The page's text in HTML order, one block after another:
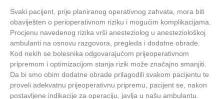
Svaki pacijent, prije planiranog operativnog zahvata, mora biti
obaviješten o perioperativnom riziku i mogućim komplikacijama.
Procjenu navedenog rizika vrši anesteziolog u anesteziološkoj
ambulanti na osnovu razgovora, pregleda i dodatne obrade.
Kod nekih se bolesnika odgovarajućom prijeoperativnom
pripremom i optimizacijom stanja rizik može značajno smanjiti.
Da bi smo obim dodatne obrade prilagodili svakom pacijentu te
proveli adekvatnu prijeoperativnu pripremu, pacijent se, nakon
postavljene indikacije za operaciju, javlja u našu ambulantu.